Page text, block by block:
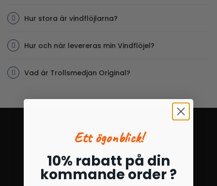
Hur stora är vindflöjlarna?
Hur och när levereras min Vindflöjel?
Vad är Trollsmedjan Original?
Ett ögonblick!
10% rabatt på din
kommande order ?